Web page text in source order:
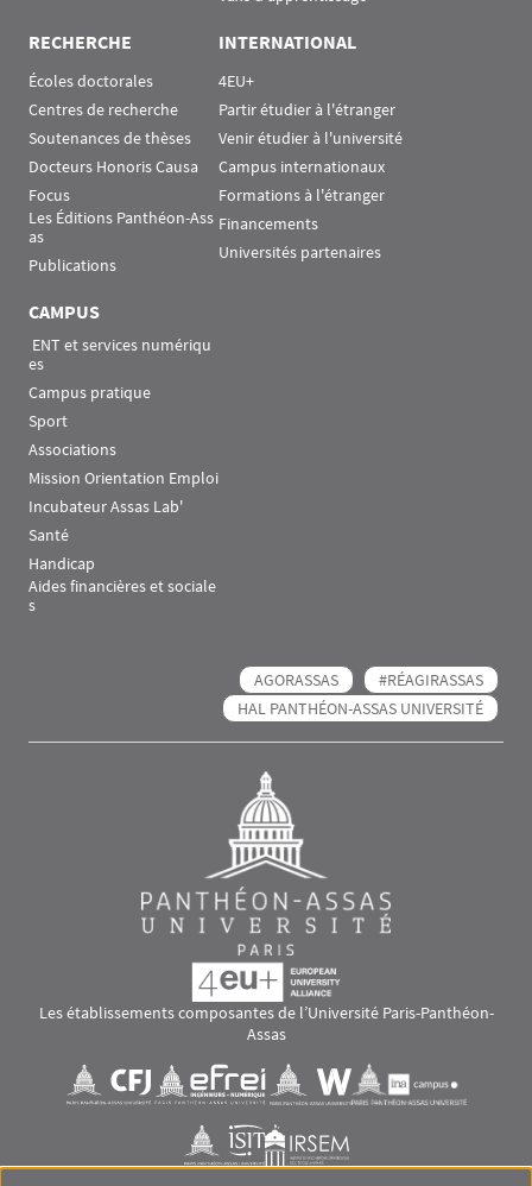
RECHERCHE
Écoles doctorales
Centres de recherche
Soutenances de thèses
Docteurs Honoris Causa
Focus
Les Éditions Panthéon-Ass
as
Publications
INTERNATIONAL
4EU+
Partir étudier à l'étranger
Venir étudier à l'université
Campus internationaux
Formations à l'étranger
Financements
Universités partenaires
CAMPUS
es
Campus pratique
Sport
Associations
Mission Orientation Emploi
Incubateur Assas Lab'
Santé
Handicap
Aides financières et sociale
s
AGORASSAS
#RÉAGIRASSAS
HAL PANTHÉON-ASSAS UNIVERSITÉ
Les établissements composantes de l’Université Paris-Panthéon-
Assas
Visuel svgVisuel svg Visuel svgVisuel svg
Visuel svgVisuel svg